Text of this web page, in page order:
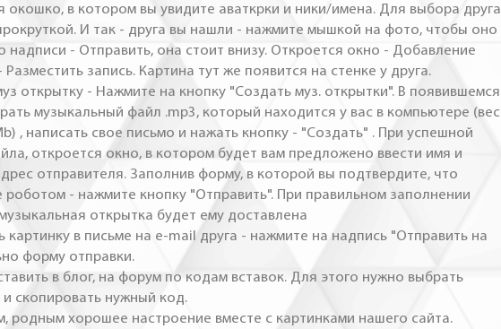
окошко, в котором вы увидите аваткрки и ники/имена. Для выбора друга
И так - друга вы нашли - нажмите мышкой на фото, чтобы оно
надписи - Отправить, она стоит внизу. Откроется окно - Добавление
запись. Картина тут же появится на стенке у друга.
открытку - Нажмите на кнопку "Создать муз. открытки". В появившемся
музыкальный файл .mp3, который находится у вас в компьютере (вес
, написать свое письмо и нажать кнопку - "Создать" . При успешной
откроется окно, в котором будет вам предложено ввести имя и
отправителя. Заполнив форму, в которой вы подтвердите, что
роботом - нажмите кнопку "Отправить". При правильном заполнении
открытка будет ему доставлена
картинку в письме на e-mail друга - нажмите на надпись "Отправить на
форму отправки.
в блог, на форум по кодам вставок. Для этого нужно выбрать
скопировать нужный код.
родным хорошее настроение вместе с картинками нашего сайта.